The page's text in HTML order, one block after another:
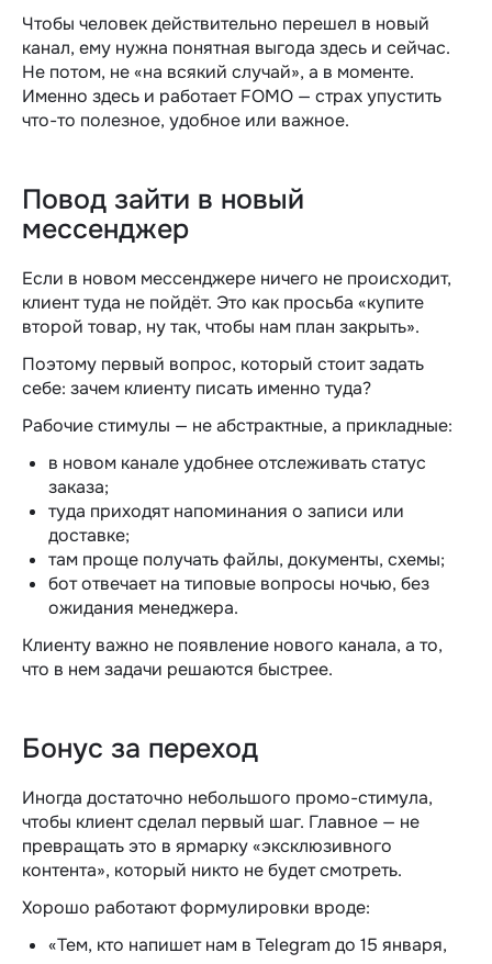
Чтобы человек действительно перешел в новый
канал, ему нужна понятная выгода здесь и сейчас.
Не потом, не «на всякий случай», а в моменте.
Именно здесь и работает FOMO — страх упустить
что-то полезное, удобное или важное.
Повод зайти в новый
мессенджер
Если в новом мессенджере ничего не происходит,
клиент туда не пойдёт. Это как просьба «купите
второй товар, ну так, чтобы нам план закрыть».
Поэтому первый вопрос, который стоит задать
себе: зачем клиенту писать именно туда?
Рабочие стимулы — не абстрактные, а прикладные:
в новом канале удобнее отслеживать статус
заказа;
туда приходят напоминания о записи или
доставке;
там проще получать файлы, документы, схемы;
бот отвечает на типовые вопросы ночью, без
ожидания менеджера.
Клиенту важно не появление нового канала, а то,
что в нем задачи решаются быстрее.
Бонус за переход
Иногда достаточно небольшого промо-стимула,
чтобы клиент сделал первый шаг. Главное — не
превращать это в ярмарку «эксклюзивного
контента», который никто не будет смотреть.
Хорошо работают формулировки вроде:
«Тем, кто напишет нам в Telegram до 15 января,